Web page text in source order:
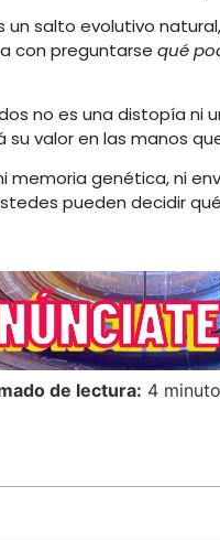
un salto evolutivo
con preguntarse qué
no es una distopía ni
valor en las manos
memoria genética, ni
pueden decidir
de lectura: 4